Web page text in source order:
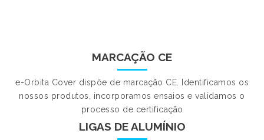
MARCAÇÃO CE
e-Orbita Cover dispõe de marcação CE. Identificamos os
nossos produtos, incorporamos ensaios e validamos o
processo de certificação
LIGAS DE ALUMÍNIO